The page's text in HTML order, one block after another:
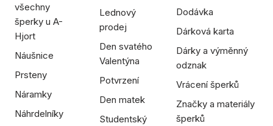
všechny
šperky u A-
Hjort
Náušnice
Prsteny
Náramky
Náhrdelníky
Lednový
prodej
Den svatého
Valentýna
Potvrzení
Den matek
Studentský
Dodávka
Dárková karta
Dárky a výměnný
odznak
Vrácení šperků
Značky a materiály
šperků